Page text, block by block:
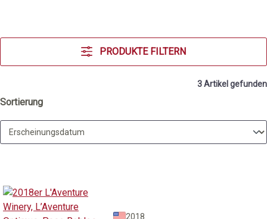
PRODUKTE FILTERN
3 Artikel gefunden
Sortierung
2018